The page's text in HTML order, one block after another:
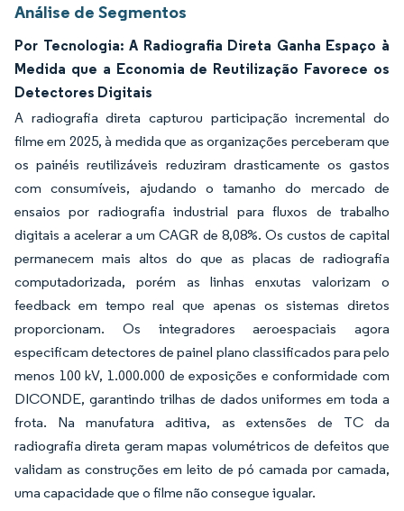
Análise de Segmentos
Por Tecnologia: A Radiografia Direta Ganha Espaço à
Medida que a Economia de Reutilização Favorece os
Detectores Digitais
A radiografia direta capturou participação incremental do
filme em 2025, à medida que as organizações perceberam que
os painéis reutilizáveis reduziram drasticamente os gastos
com consumíveis, ajudando o tamanho do mercado de
ensaios por radiografia industrial para fluxos de trabalho
digitais a acelerar a um CAGR de 8,08%. Os custos de capital
permanecem mais altos do que as placas de radiografia
computadorizada, porém as linhas enxutas valorizam o
feedback em tempo real que apenas os sistemas diretos
proporcionam. Os integradores aeroespaciais agora
especificam detectores de painel plano classificados para pelo
menos 100 kV, 1.000.000 de exposições e conformidade com
DICONDE, garantindo trilhas de dados uniformes em toda a
frota. Na manufatura aditiva, as extensões de TC da
radiografia direta geram mapas volumétricos de defeitos que
validam as construções em leito de pó camada por camada,
uma capacidade que o filme não consegue igualar.